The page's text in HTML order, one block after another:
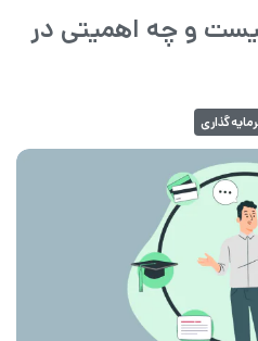
و چه اهمیتی در